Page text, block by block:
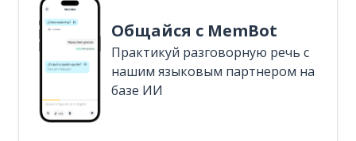
Общайся с MemBot
Практикуй разговорную речь с
нашим языковым партнером на
базе ИИ